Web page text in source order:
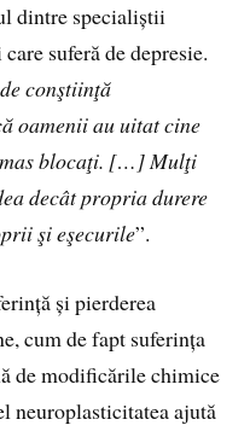
dintre specialiștii
suferă de depresie.
conştiinţă
oamenii au uitat cine
blocaţi. […] Mulţi
decât propria durere
şi eşecurile”.
și pierderea
cum de fapt suferința
de modificările chimice
neuroplasticitatea ajută